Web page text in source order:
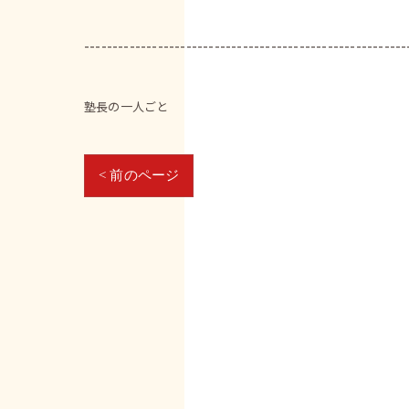
塾長の一人ごと
< 前のページ